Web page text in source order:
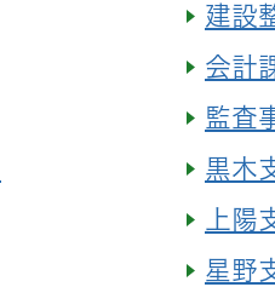
建設
会計
監査
黒木
上陽
星野